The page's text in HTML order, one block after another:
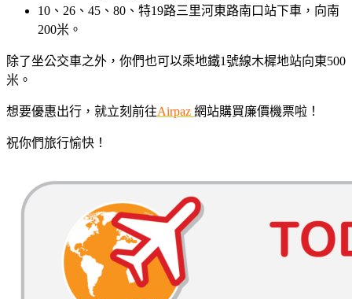
10、26、45、80、特19路三里河東路南口站下車，向南
200米。
除了坐公交車之外，你們也可以乘地鐵1號線木樨地站向東500
米。
想要優惠出行，就立刻前往Airpaz 網站購買廉價機票啦！
祝你們旅行愉快！